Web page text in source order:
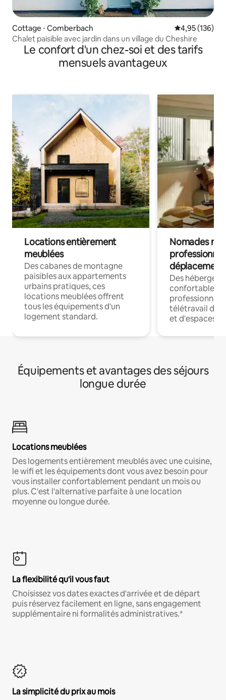
Cottage ⋅ Comberbach Évaluation
4,95 (136)
Chalet paisible avec jardin dans un village du Cheshire
Le confort d'un chez-soi et des tarifs
mensuels avantageux
Locations entièrement
meublées
Des cabanes de montagne
paisibles aux appartements
urbains pratiques, ces
locations meublées offrent
tous les équipements d'un
logement standard.
Nomades
déplacement
Des
confortables
professionnels
télétravail
et d'espaces
Équipements et avantages des séjours
longue durée
Locations meublées
Des logements entièrement meublés avec une cuisine,
le wifi et les équipements dont vous avez besoin pour
vous installer confortablement pendant un mois ou
plus. C'est l'alternative parfaite à une location
moyenne ou longue durée.
La flexibilité qu'il vous faut
Choisissez vos dates exactes d'arrivée et de départ
puis réservez facilement en ligne, sans engagement
supplémentaire ni formalités administratives.*
La simplicité du prix au mois